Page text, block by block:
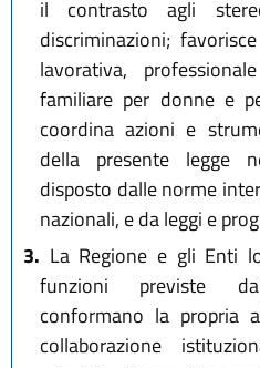
il contrasto agli
discriminazioni;
lavorativa,
familiare per donne e
coordina azioni e
della presente legge
disposto dalle norme
nazionali, e da leggi e
3. La Regione e gli Enti
funzioni previste
conformano la propria
collaborazione